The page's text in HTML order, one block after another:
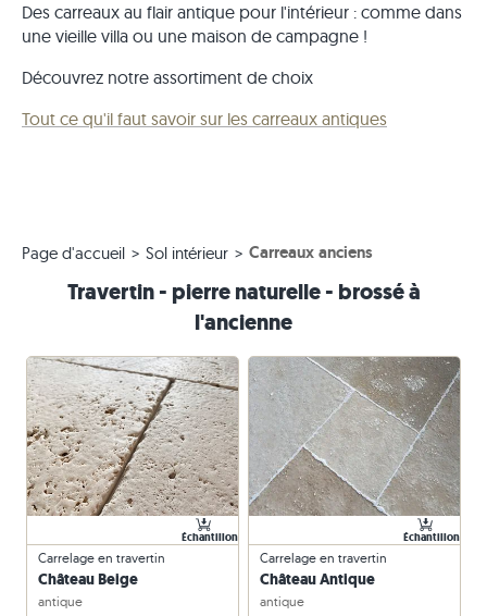
Des carreaux au flair antique pour l'intérieur : comme dans
une vieille villa ou une maison de campagne !
Découvrez notre assortiment de choix
Tout ce qu'il faut savoir sur les carreaux antiques
Page d'accueil Sol intérieur Carreaux anciens
Travertin - pierre naturelle - brossé à
l'ancienne
Carrelage en travertin
Château Beige
antique
Échantillon
Carrelage en travertin
Château Antique
antique
Échantillon